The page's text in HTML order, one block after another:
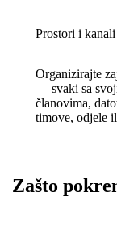
Prostori i kanali
Organizirajte
— svaki sa
članovima,
timove, odjele
Zašto